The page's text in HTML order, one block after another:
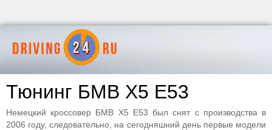
Тюнинг БМВ Х5 Е53
Немецкий кроссовер БМВ X5 E53 был снят с производства в
2006 году, следовательно, на сегодняшний день первые модели